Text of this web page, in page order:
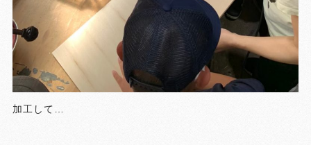
加工して…